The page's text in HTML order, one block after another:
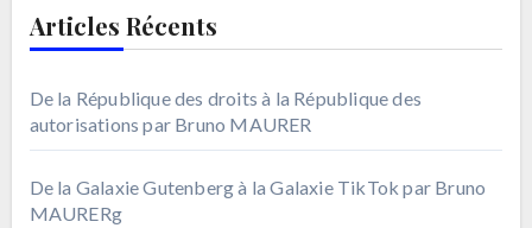
Articles Récents
De la République des droits à la République des
autorisations par Bruno MAURER
De la Galaxie Gutenberg à la Galaxie TikTok par Bruno
MAURERg